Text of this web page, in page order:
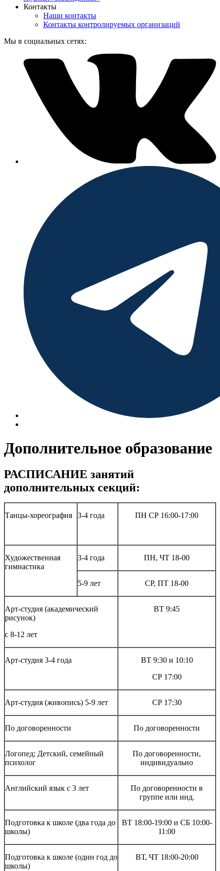
Контакты
Наши контакты
Контакты контролируемых организаций
Мы в социальных сетях:
Дополнительное образование
РАСПИСАНИЕ занятий
дополнительных секций:
Танцы-хореография 3-4 года ПН СР 16:00-17:00
Художественная
гимнастика
3-4 года ПН, ЧТ 18-00
5-9 лет СР, ПТ 18-00
Арт-студия (академический
рисунок)
с 8-12 лет
ВТ 9:45
Арт-студия 3-4 года
ВТ 9:30 и 10:10
СР 17:00
Арт-студия (живопись) 5-9 лет СР 17:30
По договоренности По договоренности
Логопед; Детский, семейный
психолог
По договоренности,
индивидуально
Английский язык с 3 лет
По договоренности в
группе или инд.
Подготовка к школе (два года до
школы)
ВТ 18:00-19:00 и СБ 10:00-
11:00
Подготовка к школе (один год до
школы)
ВТ, ЧТ 18:00-20:00